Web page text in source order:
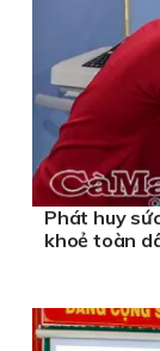
Phát huy
khoẻ toàn